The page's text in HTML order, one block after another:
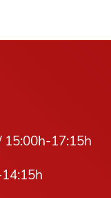
15:00h-17:15h